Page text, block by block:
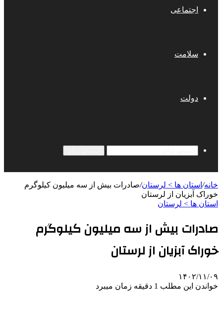
اجتماعی
سلامت
دولت
خانه/ استان ها > لرستان/صادرات بیش از سه میلیون کیلوگرم
خوراک آبزیان از لرستان
استان ها > لرستان
صادرات بیش از سه میلیون کیلوگرم
خوراک آبزیان از لرستان
۱۴۰۲/۱۱/۰۹
خواندن این مطلب 1 دقیقه زمان میبرد